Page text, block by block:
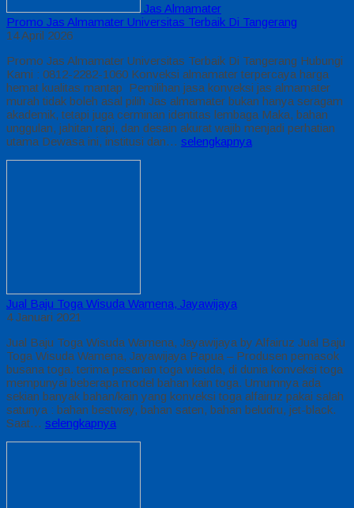
Jas Almamater
Promo Jas Almamater Universitas Terbaik Di Tangerang
14 April 2026
Promo Jas Almamater Universitas Terbaik Di Tangerang Hubungi
Kami : 0812-2282-1060 Konveksi almamater terpercaya harga
hemat kualitas mantap Pemilihan jasa konveksi jas almamater
murah tidak boleh asal pilih Jas almamater bukan hanya seragam
akademik, tetapi juga cerminan identitas lembaga Maka, bahan
unggulan, jahitan rapi, dan desain akurat wajib menjadi perhatian
utama Dewasa ini, institusi dan… selengkapnya
Jual Baju Toga Wisuda Wamena, Jayawijaya
4 Januari 2021
Jual Baju Toga Wisuda Wamena, Jayawijaya by Alfairuz Jual Baju
Toga Wisuda Wamena, Jayawijaya Papua – Produsen pemasok
busana toga. terima pesanan toga wisuda, di dunia konveksi toga
mempunyai beberapa model bahan kain toga. Umumnya ada
sekian banyak bahan/kain yang konveksi toga alfairuz pakai salah
satunya : bahan bestway, bahan saten, bahan beludru, jet-black.
Saat… selengkapnya